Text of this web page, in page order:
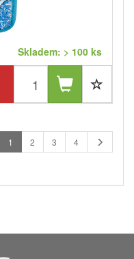
Skladem: > 100 ks
1 2 3 4